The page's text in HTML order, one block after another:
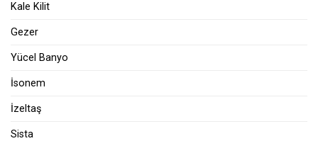
Kale Kilit
Gezer
Yücel Banyo
İsonem
İzeltaş
Sista